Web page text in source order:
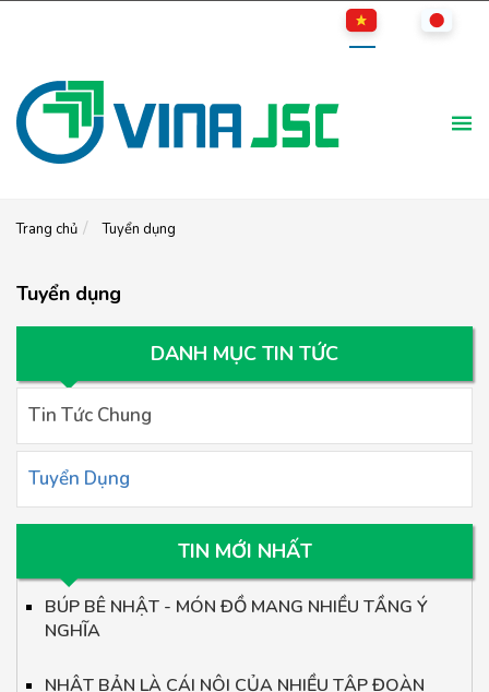
Trang chủ Tuyển dụng
Tuyển dụng
DANH MỤC TIN TỨC
Tin Tức Chung
Tuyển Dụng
TIN MỚI NHẤT
BÚP BÊ NHẬT - MÓN ĐỒ MANG NHIỀU TẦNG Ý
NGHĨA
NHẬT BẢN LÀ CÁI NÔI CỦA NHIỀU TẬP ĐOÀN